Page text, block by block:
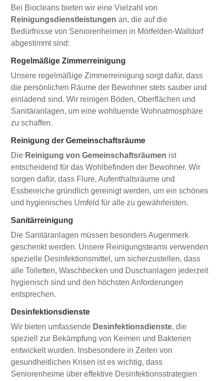
Bei Biocleans bieten wir eine Vielzahl von
Reinigungsdienstleistungen an, die auf die
Bedürfnisse von Seniorenheimen in Mörfelden-Walldorf
abgestimmt sind:
Regelmäßige Zimmerreinigung
Unsere regelmäßige Zimmerreinigung sorgt dafür, dass
die persönlichen Räume der Bewohner stets sauber und
einladend sind. Wir reinigen Böden, Oberflächen und
Sanitäranlagen, um eine wohltuende Wohnatmosphäre
zu schaffen.
Reinigung der Gemeinschaftsräume
Die Reinigung von Gemeinschaftsräumen ist
entscheidend für das Wohlbefinden der Bewohner. Wir
sorgen dafür, dass Flure, Aufenthaltsräume und
Essbereiche gründlich gereinigt werden, um ein schönes
und hygienisches Umfeld für alle zu gewährleisten.
Sanitärreinigung
Die Sanitäranlagen müssen besonders Augenmerk
geschenkt werden. Unsere Reinigungsteams verwenden
spezielle Desinfektionsmittel, um sicherzustellen, dass
alle Toiletten, Waschbecken und Duschanlagen jederzeit
hygienisch sind und den höchsten Anforderungen
entsprechen.
Desinfektionsdienste
Wir bieten umfassende Desinfektionsdienste, die
speziell zur Bekämpfung von Keimen und Bakterien
entwickelt wurden. Insbesondere in Zeiten von
gesundheitlichen Krisen ist es wichtig, dass
Seniorenheime über effektive Desinfektionsstrategien